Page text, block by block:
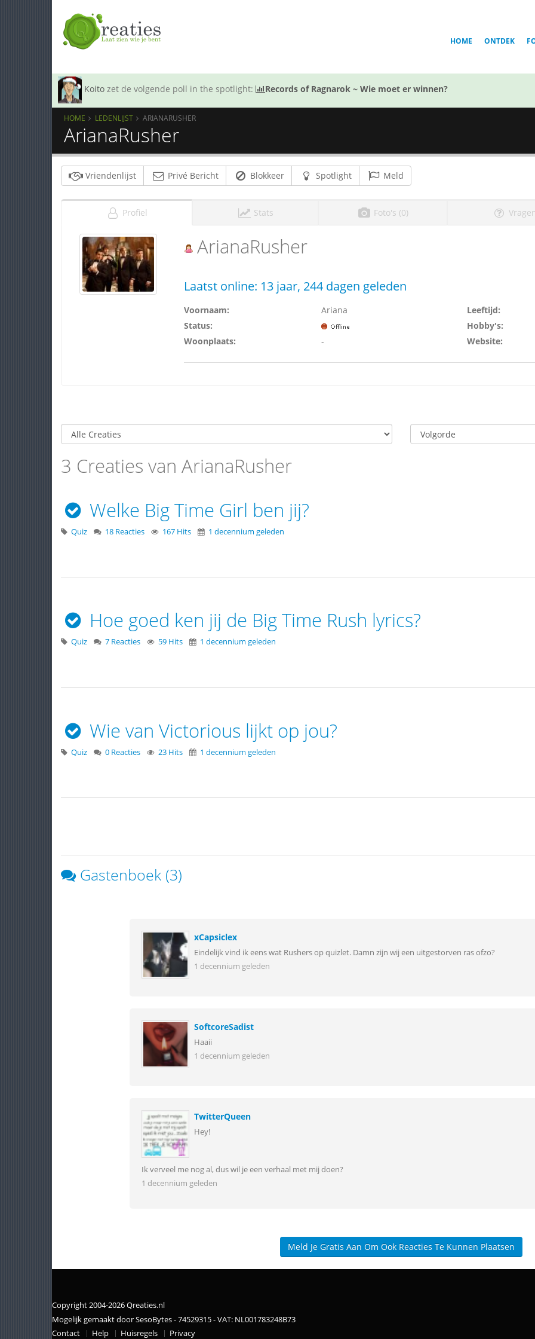
HOME ONTDEK
Koito zet de volgende poll in the spotlight: Records of Ragnarok ~ Wie moet er winnen?
HOME LEDENLIJST ARIANARUSHER
ArianaRusher
Vriendenlijst Privé Bericht Blokkeer Spotlight Meld
Profiel Stats Foto's (0)
ArianaRusher
Laatst online: 13 jaar, 244 dagen geleden
Voornaam:
Ariana
Status:
Woonplaats:
-
Leeftijd:
Hobby's:
Website:
3 Creaties van ArianaRusher
Welke Big Time Girl ben jij?
Quiz 18 Reacties 167 Hits 1 decennium geleden
Hoe goed ken jij de Big Time Rush lyrics?
Quiz 7 Reacties 59 Hits 1 decennium geleden
Wie van Victorious lijkt op jou?
Quiz 0 Reacties 23 Hits 1 decennium geleden
Gastenboek (3)
xCapsiclex
Eindelijk vind ik eens wat Rushers op quizlet. Damn zijn wij een uitgestorven ras ofzo?
1 decennium geleden
SoftcoreSadist
Haaii
1 decennium geleden
TwitterQueen
Hey!
Ik verveel me nog al, dus wil je een verhaal met mij doen?
1 decennium geleden
Meld Je Gratis Aan Om Ook Reacties Te Kunnen Plaatsen
Copyright 2004-2026 Qreaties.nl
Mogelijk gemaakt door SesoBytes - 74529315 - VAT: NL001783248B73
Contact
Help Huisregels Privacy